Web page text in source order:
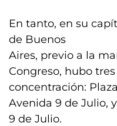
En tanto, en su
de Buenos
Aires, previo a la
Congreso, hubo
concentración:
Avenida 9 de Julio,
9 de Julio.